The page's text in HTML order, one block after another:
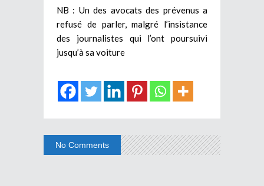
NB : Un des avocats des prévenus a
refusé de parler, malgré l’insistance
des journalistes qui l’ont poursuivi
jusqu’à sa voiture
No Comments